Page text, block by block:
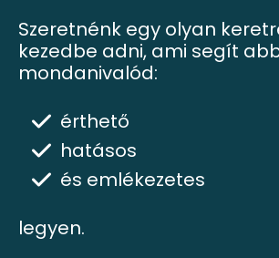
Szeretnénk egy olyan
kezedbe adni, ami segít
mondanivalód:
érthető
hatásos
és emlékezetes
legyen.